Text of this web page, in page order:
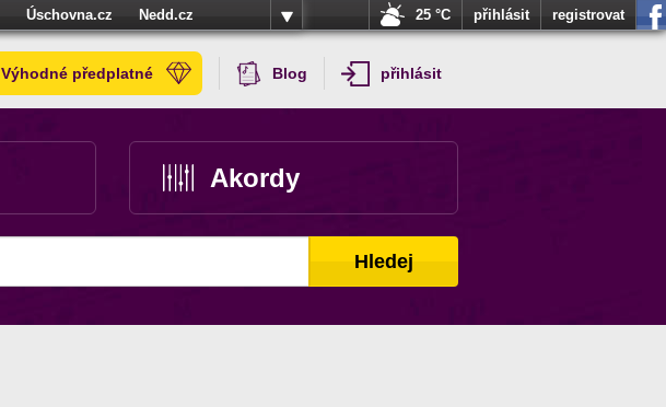
Úschovna.cz
Nedd.cz
25 °C přihlásit registrovat
Výhodné předplatné Blog přihlásit
Akordy
Hledej